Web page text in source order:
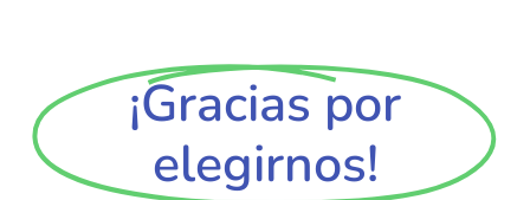
¡Gracias por
elegirnos!